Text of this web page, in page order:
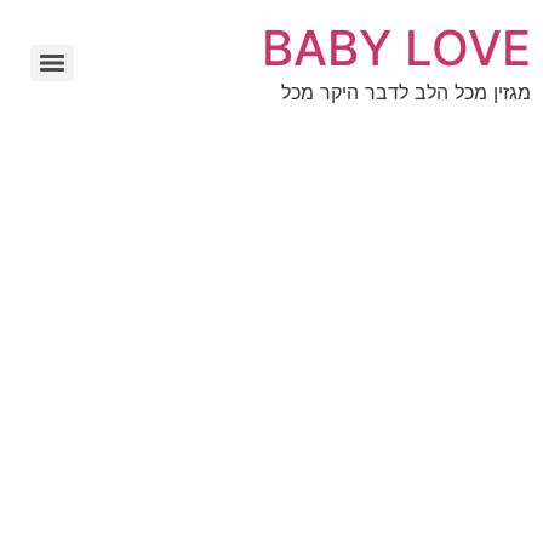
BABY LOVE
מגזין מכל הלב לדבר היקר מכל